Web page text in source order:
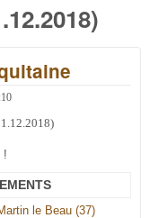
!
le Beau (37)